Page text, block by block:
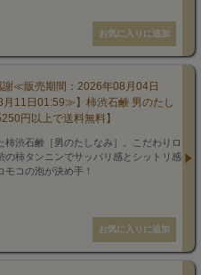
謝≪販売期間：2026年08月04日
11日01:59≫】柿渋石鹸 男のたし
円以上で送料無料】
柿渋石鹸［男のたしなみ］。こだわりロ
の柿タンニンでサッパリ感とシットリ感
コの泡が決め手！